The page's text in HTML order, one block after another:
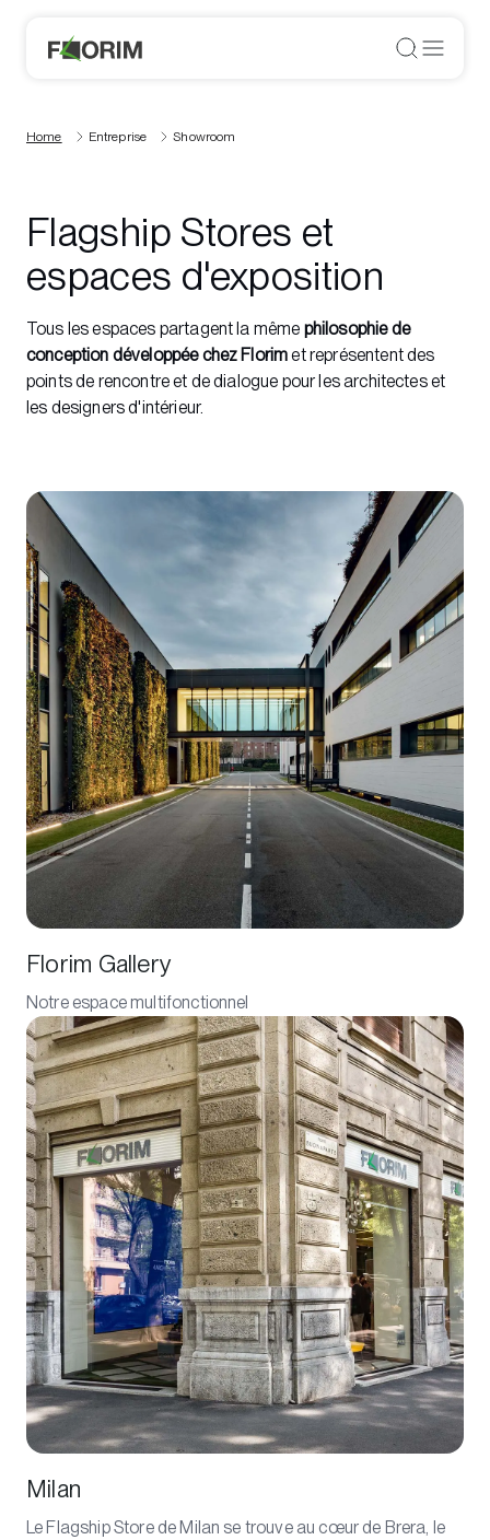
Home Entreprise Showroom
Flagship Stores et
espaces d'exposition
Tous les espaces partagent la même philosophie de
conception développée chez Florimet représentent des
points de rencontre et de dialogue pour les architectes et
les designers d'intérieur.
Florim Gallery
Notre espace multifonctionnel
Milan
Le Flagship Store de Milan se trouve au cœur de Brera, le